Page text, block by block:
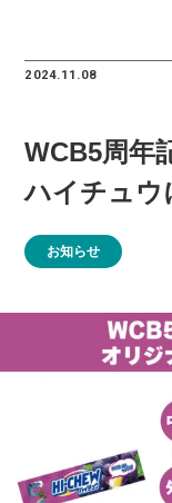
2024.11.08
WCB5周年
ハイチュウ
お知らせ